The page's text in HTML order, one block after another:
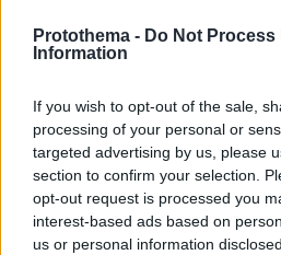
Protothema - Do Not Process
Information
If you wish to opt-out of the sale,
processing of your personal or
targeted advertising by us, please
section to confirm your selection.
opt-out request is processed you
interest-based ads based on
us or personal information
και τον Κόσμο, τη στιγμή που
Protothema.gr
ΡΟΗ ΕΙΔΗΣΕΩΝ
Ειδήσεις Δημοφιλή